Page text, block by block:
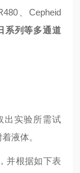
、Cepheid
系列等多通道
出实验所需试
液体。
并根据如下表